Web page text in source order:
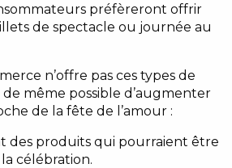
préfèreront offrir
de spectacle ou journée au
n’offre pas ces types de
même possible d’augmenter
de la fête de l’amour :
des produits qui pourraient être
célébration.